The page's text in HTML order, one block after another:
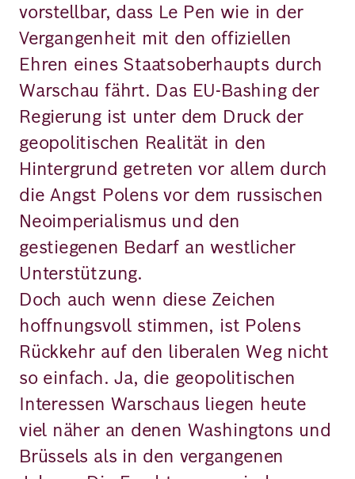
vorstellbar, dass Le Pen wie in der
Vergangenheit mit den offiziellen
Ehren eines Staatsoberhaupts durch
Warschau fährt. Das EU-Bashing der
Regierung ist unter dem Druck der
geopolitischen Realität in den
Hintergrund getreten vor allem durch
die Angst Polens vor dem russischen
Neoimperialismus und den
gestiegenen Bedarf an westlicher
Unterstützung.
Doch auch wenn diese Zeichen
hoffnungsvoll stimmen, ist Polens
Rückkehr auf den liberalen Weg nicht
so einfach. Ja, die geopolitischen
Interessen Warschaus liegen heute
viel näher an denen Washingtons und
Brüssels als in den vergangenen